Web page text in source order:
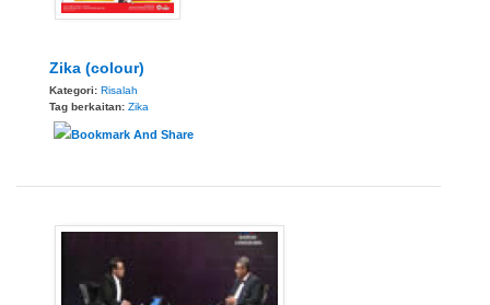
Zika (colour)
Kategori: Risalah
Tag berkaitan: Zika